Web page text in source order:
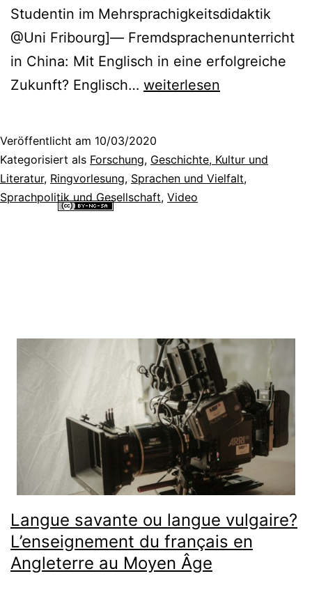
Studentin im Mehrsprachigkeitsdidaktik
@Uni Fribourg]— Fremdsprachenunterricht
in China: Mit Englisch in eine erfolgreiche
Zukunft? Englisch… A
Language
Teaching
in
weiterlesen
Veröffentlicht am 10/03/2020
Kategorisiert als Forschung, Geschichte, Kultur und
Literatur, Ringvorlesung, Sprachen und Vielfalt,
Sprachpolitik und Gesellschaft, Video
Langue savante ou langue vulgaire?
L’enseignement du français en
Angleterre au Moyen Âge